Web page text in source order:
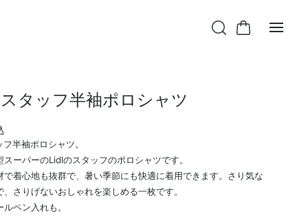
タッフ半袖ポロシャツ
半袖ポロシャツ。
スーパーのLidlのスタッフのポロシャツです。
で着心地も抜群で、暑い季節にも快適に着用できます。さり気な
、さりげないおしゃれを楽しめる一枚です。
ペン入れも。